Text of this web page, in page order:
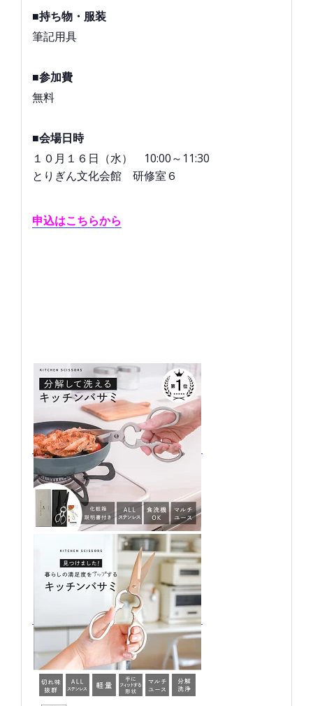
■持ち物・服装
筆記用具
■参加費
無料
■会場日時
１０月１６日（水） 10:00～11:30
とりぎん文化会館 研修室６
申込はこちらから